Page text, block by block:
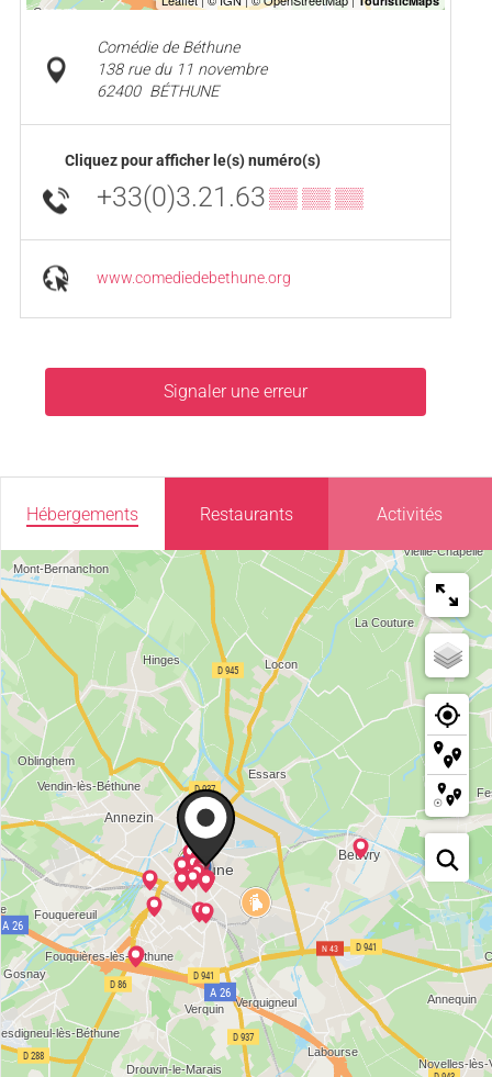
Comédie de Béthune
138 rue du 11 novembre
62400 BÉTHUNE
Cliquez pour afficher le(s) numéro(s)
+33(0)3.21.63▒▒ ▒▒ ▒▒
www.comediedebethune.org
Signaler une erreur
Hébergements Restaurants Activités